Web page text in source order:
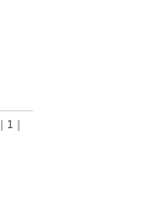
｜1｜